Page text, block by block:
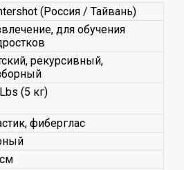
(Россия / Тайвань)
для обучения
рекурсивный,
(5 кг)
фиберглас